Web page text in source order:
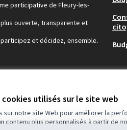
utilisés sur le site web
sur notre site Web pour améliorer la
contenu plus personnalisés à partir de
participative de Fleury-les-
ouverte, transparente et
et décidez, ensemble.